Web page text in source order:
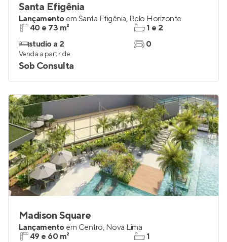
Santa Efigênia
Lançamento em Santa Efigênia, Belo Horizonte
40 e 73 m²
studio a 2
1 e 2
0
Venda a partir de
Sob Consulta
Madison Square
Lançamento em Centro, Nova Lima
49 e 60 m²
1